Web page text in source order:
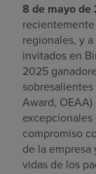
8 de mayo de
regionales, y
invitados en
2025
Award,
compromiso
de la
vidas de los